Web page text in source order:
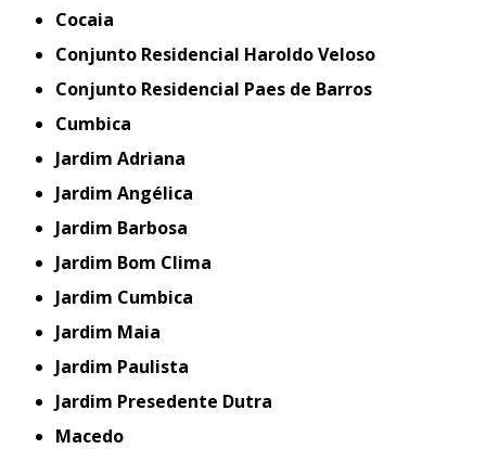
Cocaia
Conjunto Residencial Haroldo Veloso
Conjunto Residencial Paes de Barros
Cumbica
Jardim Adriana
Jardim Angélica
Jardim Barbosa
Jardim Bom Clima
Jardim Cumbica
Jardim Maia
Jardim Paulista
Jardim Presedente Dutra
Macedo